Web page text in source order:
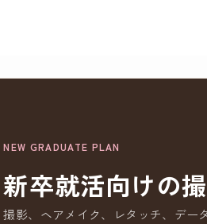
NEW GRADUATE PLAN
新卒就活向けの
撮影、ヘアメイク、レタッチ、デー